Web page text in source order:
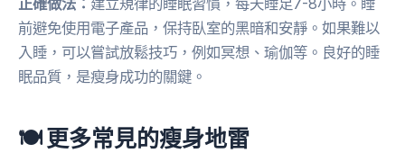
正確做法： 建立規律的睡眠習慣，每天睡足7-8小時。睡
前避免使用電子產品，保持臥室的黑暗和安靜。如果難以
入睡，可以嘗試放鬆技巧，例如冥想、瑜伽等。良好的睡
眠品質，是瘦身成功的關鍵。
🍽 更多常見的瘦身地雷